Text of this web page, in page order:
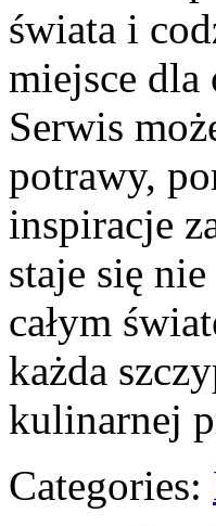
świata i
miejsce dla
Serwis
potrawy,
inspiracje
staje się
całym
każda
kulinarnej
Categories: